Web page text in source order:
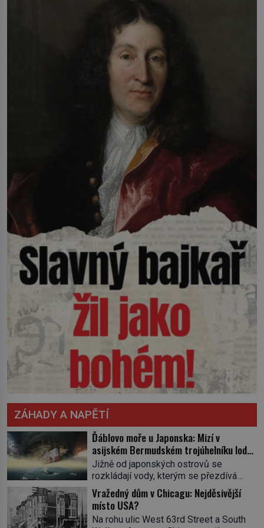
ZÁHADY A NAPĚTÍ
Ďáblovo moře u Japonska: Mizí v
asijském Bermudském trojúhelníku lodě
ve spárech neznámé síly?
Jižně od japonských ostrovů se
rozkládají vody, kterým se přezdívá
Ďáblovo moře. Vypráví se o lodích
mizejících beze stopy, podivných
světlech, zrádných proudech i mořských
dracích, kteří měli tyto končiny střežit už
Vražedný dům v Chicagu: Nejděsivější
místo USA?
Na rohu ulic West 63rd Street a South